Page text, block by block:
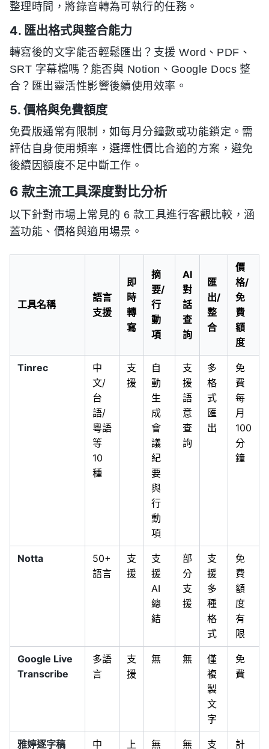
整理時間，將錄音轉為可執行的任務。
4. 匯出格式與整合能力
轉寫後的文字能否輕鬆匯出？支援 Word、PDF、
SRT 字幕檔嗎？能否與 Notion、Google Docs 整
合？匯出靈活性影響後續使用效率。
5. 價格與免費額度
免費版通常有限制，如每月分鐘數或功能鎖定。需
評估自身使用頻率，選擇性價比合適的方案，避免
後續因額度不足中斷工作。
6 款主流工具深度對比分析
以下針對市場上常見的 6 款工具進行客觀比較，涵
蓋功能、價格與適用場景。
工具名稱
語言
支援
即
時
轉
寫
摘
要/
行
動
項
AI
對
話
查
詢
匯
出/
整
合
價
格/
免
費
額
度
Tinrec
中
文/
台
語/
粵語
等
10
種
支
援
自
動
生
成
會
議
紀
要
與
行
動
項
支
援
語
意
查
詢
多
格
式
匯
出
免
費
每
月
100
分
鐘
Notta
50+
語言
支
援
支
援
AI
總
結
部
分
支
援
支
援
多
種
格
式
免
費
額
度
有
限
Google Live
Transcribe
多語
言
支
援
無 無
僅
複
製
文
字
免
費
雅婷逐字稿 中 上 無 無 支 計